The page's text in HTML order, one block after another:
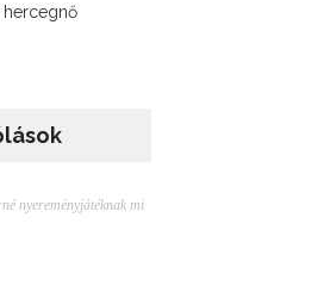
hercegnő
nyereményjátéknak mi